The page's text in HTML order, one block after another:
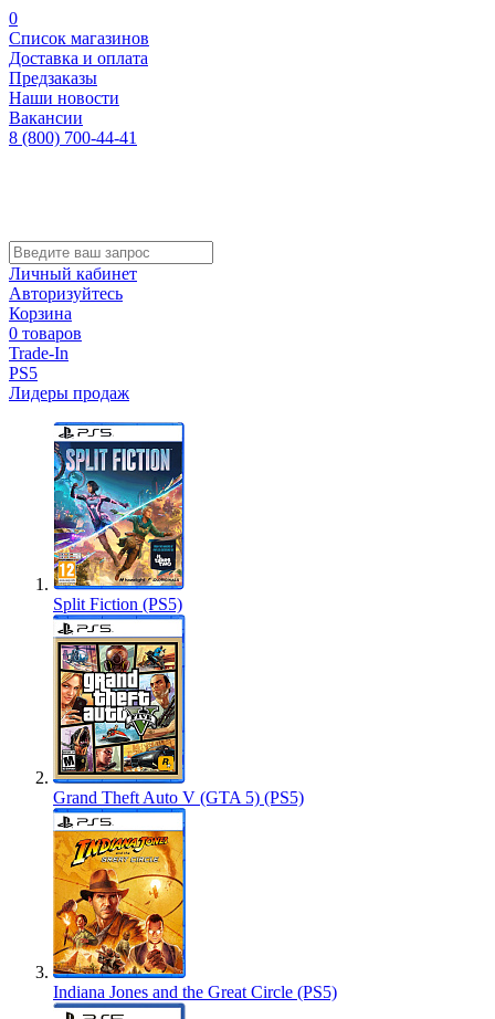
0
Список магазинов
Доставка и оплата
Предзаказы
Наши новости
Вакансии
8 (800) 700-44-41
Личный кабинет
Авторизуйтесь
Корзина
0 товаров
Trade-In
PS5
Лидеры продаж
Split Fiction (PS5)
Grand Theft Auto V (GTA 5) (PS5)
Indiana Jones and the Great Circle (PS5)